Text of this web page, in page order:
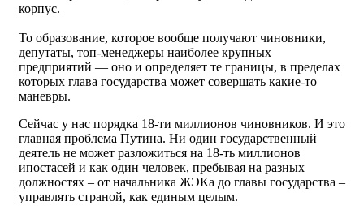
корпус.
То образование, которое вообще получают чиновники,
депутаты, топ-менеджеры наиболее крупных
предприятий — оно и определяет те границы, в пределах
которых глава государства может совершать какие-то
маневры.
Сейчас у нас порядка 18-ти миллионов чиновников. И это
главная проблема Путина. Ни один государственный
деятель не может разложиться на 18-ть миллионов
ипостасей и как один человек, пребывая на разных
должностях – от начальника ЖЭКа до главы государства –
управлять страной, как единым целым.